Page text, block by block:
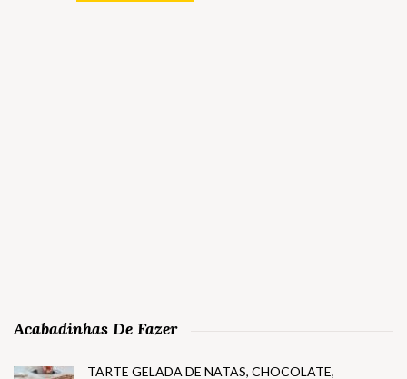
Acabadinhas De Fazer
TARTE GELADA DE NATAS, CHOCOLATE,